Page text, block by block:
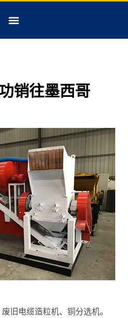
销往墨西哥
旧电缆造粒机、铜分选机。